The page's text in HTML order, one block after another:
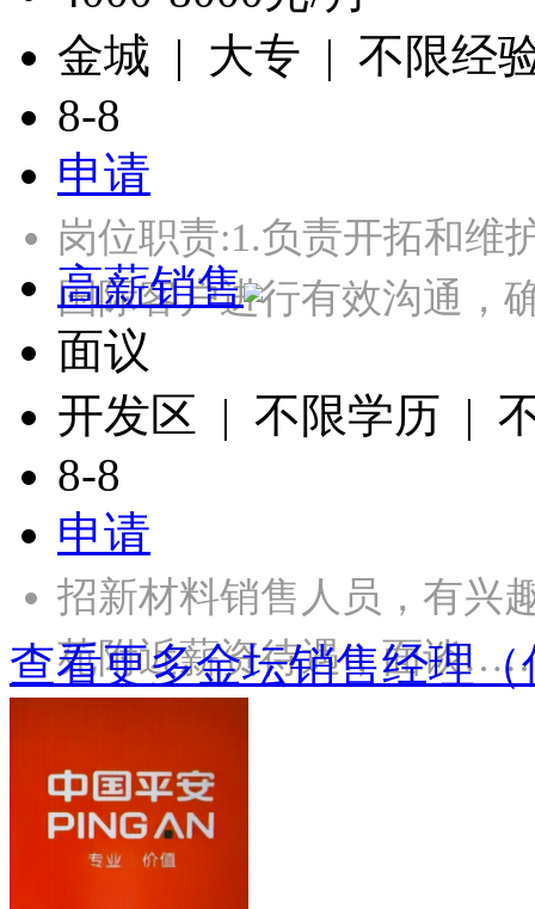
金城 | 大专 | 不限经
8-8
申请
岗位职责:1.负责开拓和维
国际客户进行有效沟通
高薪销售
面议
开发区 | 不限学历 |
8-8
申请
招新材料销售人员，有兴
苑附近薪资待遇，面谈
查看更多金坛销售经理